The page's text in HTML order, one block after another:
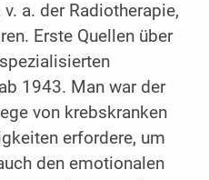
a. der Radiotherapie,
Erste Quellen über
1943. Man war der
von krebskranken
erfordere, um
den emotionalen